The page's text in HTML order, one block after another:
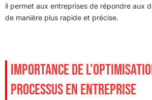
il permet aux entreprises de répondre aux
de manière plus rapide et précise.
IMPORTANCE DE
PROCESSUS EN ENTREPRISE